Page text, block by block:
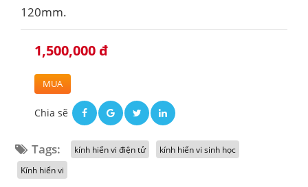
120mm.
1,500,000 đ
MUA
Chia sẽ
Tags: kính hiển vi điện tử
kính hiển vi sinh học
Kính hiển vi